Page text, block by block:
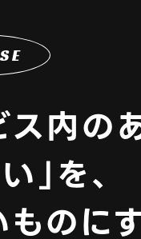
ス内の
」を、
のに